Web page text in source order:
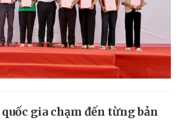
gia chạm đến từng bản